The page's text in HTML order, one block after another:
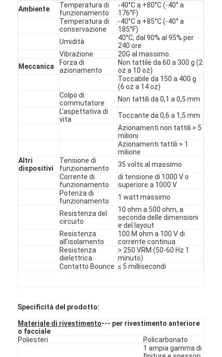
Su di noi
Visita alla fabbrica
Controllo della qualità
Contattaci
Commutatore di membrana del LED
Commutatore di membrana tattile
Ambiente
Temperatura di
funzionamento
-40°C a +80°C (-40° a
176°F)
Temperatura di
conservazione
-40°C a +85°C (-40° a
185°F)
Umidità
40°C, dal 90% al 95% per
240 ore
Vibrazione
20G al massimo.
Meccanica
Forza di
azionamento
Non tattile da 60 a 300 g (2
oz a 10 oz)
Toccabile da 150 a 400 g
(6 oz a 14 oz)
Colpo di
commutatore
Non tattili da 0,1 a 0,5 mm
L'aspettativa di
vita
Toccante da 0,6 a 1,5 mm
Azionamenti non tattili > 5
milioni
Azionamenti tattili > 1
milione
Altri
dispositivi
Tensione di
funzionamento
35 volts al massimo
Corrente di
funzionamento
di tensione di 1000 V o
superiore a 1000 V
Potenza di
funzionamento
1 watt massimo
Resistenza del
circuito
10 ohm a 500 ohm, a
seconda delle dimensioni
e del layout
Resistenza
all'isolamento
100 M ohm a 100 V di
corrente continua
Resistenza
dielettrica
> 250 VRM (50-60 Hz 1
minuto)
Contatto Bounce ≤ 5 millisecondi
Specificità del prodotto:
Materiale di rivestimento--- per rivestimento anteriore
o facciale
Poliesteri
Policarbonato
1 ampia gamma di